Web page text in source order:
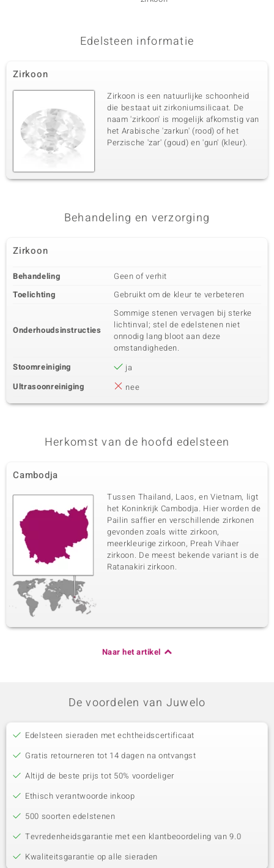
Zirkoon
Karaatgewicht som Slijpvorm
Rond Brilliant Geslepen
Zetting
Bezel
Herkomst
Cambodja
Zesde edelsteen
Karaatgewicht som Slijpvorm
Rond geslepen
Bezel
Edelsteen informatie
Zirkoon
Zirkoon is een natuurlijke schoonheid
die bestaat uit zirkoniumsilicaat. De
naam 'zirkoon' is mogelijk afkomstig van
het Arabische 'zarkun' (rood) of het
Perzische 'zar' (goud) en 'gun' (kleur).
Behandeling en verzorging
Zirkoon
Behandeling
Geen of verhit
Toelichting
Gebruikt om de kleur te verbeteren
Onderhoudsinstructies
Sommige stenen vervagen bij sterke
lichtinval; stel de edelstenen niet
onnodig lang bloot aan deze
omstandigheden.
Stoomreiniging
ja
Ultrasoonreiniging
nee
Herkomst van de hoofd edelsteen
Cambodja
Tussen Thailand, Laos, en Vietnam, ligt
het Koninkrijk Cambodja. Hier worden de
Pailin saffier en verschillende zirkonen
gevonden zoals witte zirkoon,
meerkleurige zirkoon, Preah Vihaer
zirkoon. De meest bekende variant is de
Ratanakiri zirkoon.
Naar het artikel
De voordelen van Juwelo
Edelsteen sieraden met echtheidscertificaat
Gratis retourneren tot 14 dagen na ontvangst
Altijd de beste prijs tot 50% voordeliger
Ethisch verantwoorde inkoop
500 soorten edelstenen
Tevredenheidsgarantie met een klantbeoordeling van 9.0
Kwaliteitsgarantie op alle sieraden